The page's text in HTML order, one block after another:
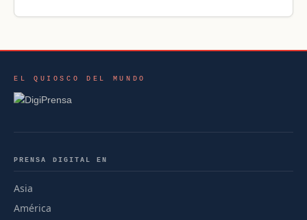
EL QUIOSCO DEL MUNDO
PRENSA DIGITAL EN
Asia
América